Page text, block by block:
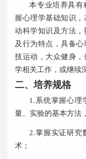
本专业培养具有
握心理学基础知识
动科学知识及方法
及行为特点，具备
技运动，大众健身
学相关工作，或继续
二、培养规格
1.系统掌握心理
量、实验的基本方法
2.掌握实证研究
术；